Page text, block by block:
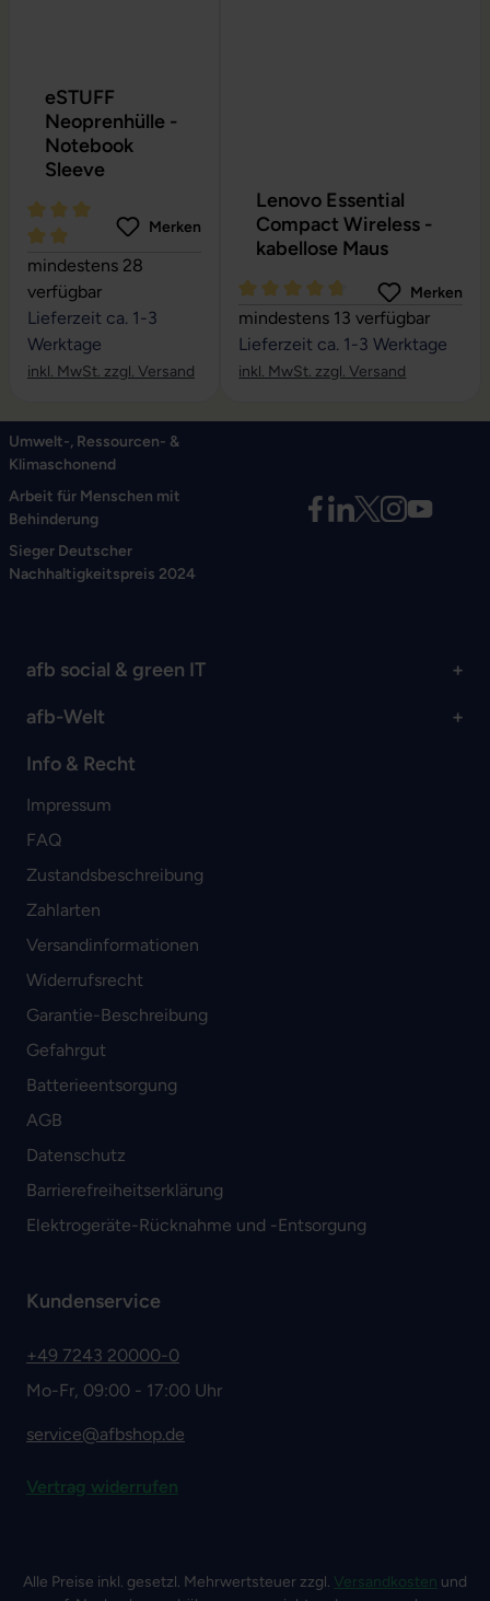
eSTUFF
Neoprenhülle -
Notebook
Sleeve
Durchschnittliche Bewertung von 5 von 5 Sternen
Merken
mindestens 28
verfügbar
Lieferzeit ca. 1-3
Werktage
inkl. MwSt. zzgl. Versand
Lenovo Essential
Compact Wireless -
kabellose Maus
Durchschnittliche Bewertung
Merken
mindestens 13 verfügbar
Lieferzeit ca. 1-3 Werktage
inkl. MwSt. zzgl. Versand
Umwelt-, Ressourcen- &
Klimaschonend
Arbeit für Menschen mit
Behinderung
Sieger Deutscher
Nachhaltigkeitspreis 2024
afb social & green IT
afb-Welt
Info & Recht
Impressum
FAQ
Zustandsbeschreibung
Zahlarten
Versandinformationen
Widerrufsrecht
Garantie-Beschreibung
Gefahrgut
Batterieentsorgung
AGB
Datenschutz
Barrierefreiheitserklärung
Elektrogeräte-Rücknahme und -Entsorgung
Kundenservice
+49 7243 20000-0
Mo-Fr, 09:00 - 17:00 Uhr
service@afbshop.de
Vertrag widerrufen
Alle Preise inkl. gesetzl. Mehrwertsteuer zzgl. Versandkosten und